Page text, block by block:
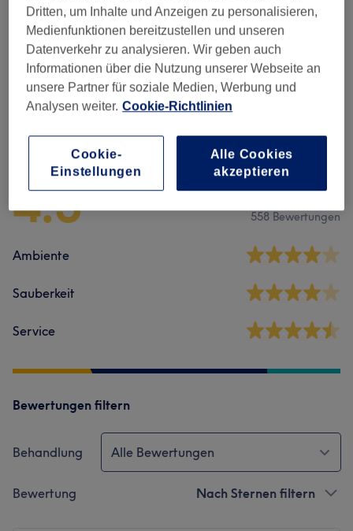
🔥Nagelmodellage Für Modell Bis 26
Jahre Alt Bei Praktikantin (2)
ab CHF 40
💥 Nagelmodellage - Extra (4) ab CHF 1
Salonbewertungen
4.3 558 Bewertungen
Ambiente
Sauberkeit
Service
Bewertungen filtern
Behandlung Alle Bewertungen
Bewertung Nach Sternen filtern
Dritten, um Inhalte und Anzeigen zu personalisieren,
Medienfunktionen bereitzustellen und unseren
Datenverkehr zu analysieren. Wir geben auch
Informationen über die Nutzung unserer Webseite an
unsere Partner für soziale Medien, Werbung und
Analysen weiter. Cookie-Richtlinien
Alle Cookies
akzeptieren
Cookie-
Einstellungen